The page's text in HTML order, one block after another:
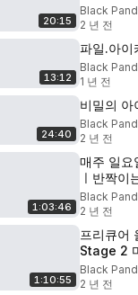
20:15
Black
2 년 전
13:12
파일.아이
Black
1 년 전
24:40
비밀의 아
Black
2 년 전
1:03:46
매주 일요
ㅣ반짝이
46~48화
보기ㅣ
Black
2 년 전
1:10:55
프리큐어
Stage 2
Black
2 년 전